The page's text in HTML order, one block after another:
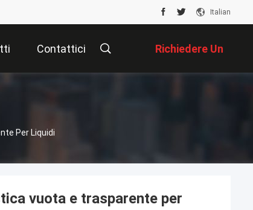
Italian
Contattici Richiedere Un
Preventivo
Per Liquidi
vuota e trasparente per